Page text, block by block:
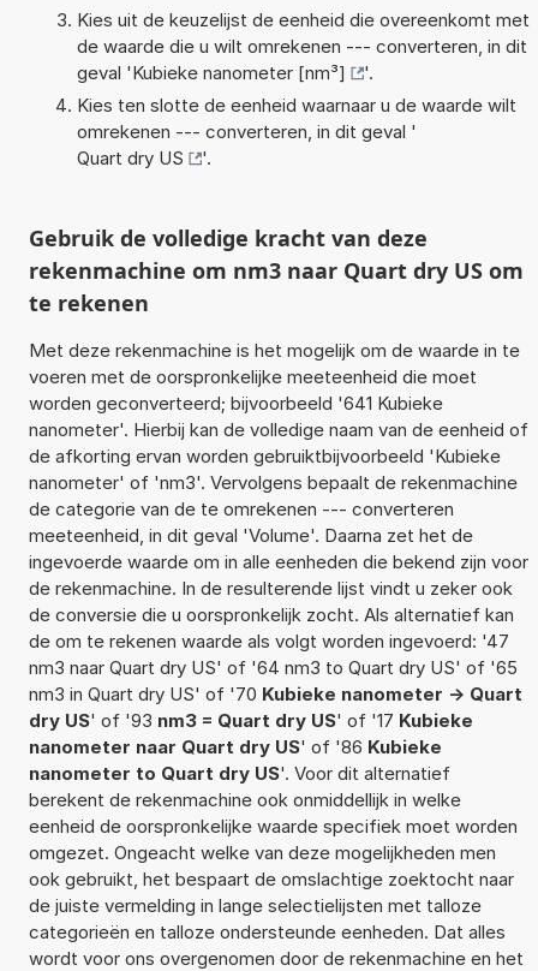
Kies uit de keuzelijst de eenheid die overeenkomt met
de waarde die u wilt omrekenen --- converteren, in dit
geval 'Kubieke nanometer [nm³]
'.
Kies ten slotte de eenheid waarnaar u de waarde wilt
omrekenen --- converteren, in dit geval '
Quart dry US
'.
Gebruik de volledige kracht van deze
rekenmachine om nm3 naar Quart dry US om
te rekenen
Met deze rekenmachine is het mogelijk om de waarde in te
voeren met de oorspronkelijke meeteenheid die moet
worden geconverteerd; bijvoorbeeld '641 Kubieke
nanometer'. Hierbij kan de volledige naam van de eenheid of
de afkorting ervan worden gebruiktbijvoorbeeld 'Kubieke
nanometer' of 'nm3'. Vervolgens bepaalt de rekenmachine
de categorie van de te omrekenen --- converteren
meeteenheid, in dit geval 'Volume'. Daarna zet het de
ingevoerde waarde om in alle eenheden die bekend zijn voor
de rekenmachine. In de resulterende lijst vindt u zeker ook
de conversie die u oorspronkelijk zocht. Als alternatief kan
de om te rekenen waarde als volgt worden ingevoerd: '47
nm3 naar Quart dry US' of '64 nm3 to Quart dry US' of '65
nm3 in Quart dry US' of '70 Kubieke nanometer -> Quart
dry US' of '93 nm3 = Quart dry US' of '17 Kubieke
nanometer naar Quart dry US' of '86 Kubieke
nanometer to Quart dry US'. Voor dit alternatief
berekent de rekenmachine ook onmiddellijk in welke
eenheid de oorspronkelijke waarde specifiek moet worden
omgezet. Ongeacht welke van deze mogelijkheden men
ook gebruikt, het bespaart de omslachtige zoektocht naar
de juiste vermelding in lange selectielijsten met talloze
categorieën en talloze ondersteunde eenheden. Dat alles
wordt voor ons overgenomen door de rekenmachine en het